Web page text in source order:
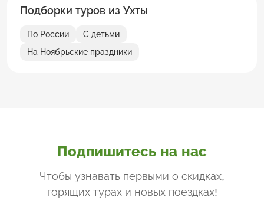
Подборки туров из Ухты
По России
С детьми
На Ноябрьские праздники
Подпишитесь на нас
Чтобы узнавать первыми о скидках,
горящих турах и новых поездках!